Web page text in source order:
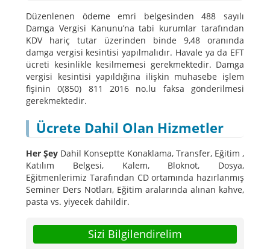
Düzenlenen ödeme emri belgesinden 488 sayılı
Damga Vergisi Kanunu’na tabi kurumlar tarafından
KDV hariç tutar üzerinden binde 9,48 oranında
damga vergisi kesintisi yapılmalıdır. Havale ya da EFT
ücreti kesinlikle kesilmemesi gerekmektedir. Damga
vergisi kesintisi yapıldığına ilişkin muhasebe işlem
fişinin 0(850) 811 2016 no.lu faksa gönderilmesi
gerekmektedir.
Ücrete Dahil Olan Hizmetler
Her Şey Dahil Konseptte Konaklama, Transfer, Eğitim ,
Katılım Belgesi, Kalem, Bloknot, Dosya,
Eğitmenlerimiz Tarafından CD ortamında hazırlanmış
Seminer Ders Notları, Eğitim aralarında alınan kahve,
pasta vs. yiyecek dahildir.
Sizi Bilgilendirelim